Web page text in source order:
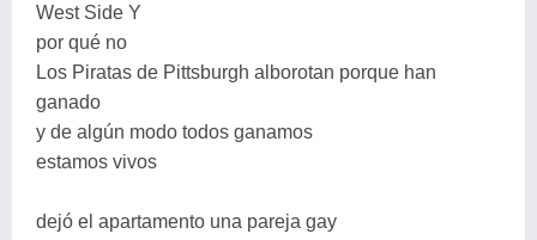
West Side Y
por qué no
Los Piratas de Pittsburgh alborotan porque han
ganado
y de algún modo todos ganamos
estamos vivos
dejó el apartamento una pareja gay